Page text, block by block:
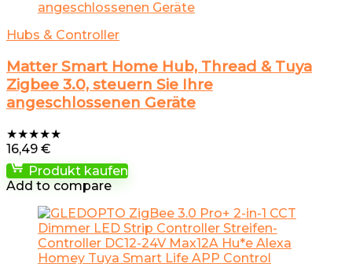
Hubs & Controller
Matter Smart Home Hub, Thread & Tuya
Zigbee 3.0, steuern Sie Ihre
angeschlossenen Geräte
★★★★★
16,49 €
Produkt kaufen
Add to compare